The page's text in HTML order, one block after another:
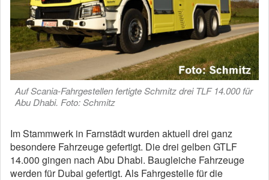
Auf Scania-Fahrgestellen fertigte Schmitz drei TLF 14.000 für
Abu Dhabi. Foto: Schmitz
Im Stammwerk in Farnstädt wurden aktuell drei ganz
besondere Fahrzeuge gefertigt. Die drei gelben GTLF
14.000 gingen nach Abu Dhabi. Baugleiche Fahrzeuge
werden für Dubai gefertigt. Als Fahrgestelle für die